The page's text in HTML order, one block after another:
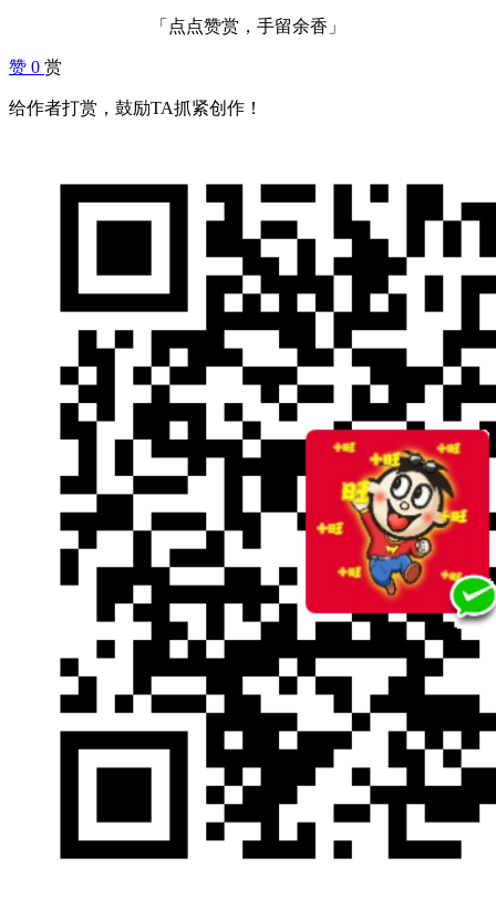
「点点赞赏，手留余香」
赞 0 赏
给作者打赏，鼓励TA抓紧创作！